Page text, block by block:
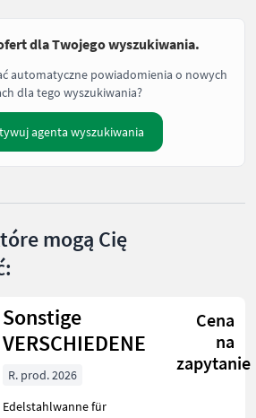
dla Twojego wyszukiwania.
automatyczne powiadomienia o nowych
dla tego wyszukiwania?
agenta wyszukiwania
mogą Cię
Sonstige
VERSCHIEDENE
Cena
na
zapytanie
R. prod. 2026
Edelstahlwanne für